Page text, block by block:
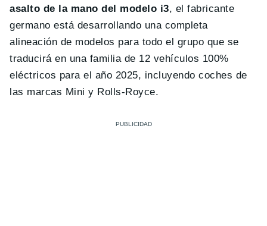
asalto de la mano del modelo i3, el fabricante
germano está desarrollando una completa
alineación de modelos para todo el grupo que se
traducirá en una familia de 12 vehículos 100%
eléctricos para el año 2025, incluyendo coches de
las marcas Mini y Rolls-Royce.